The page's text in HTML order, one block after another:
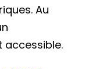
Au
accessible.